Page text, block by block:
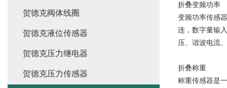
折叠变频功率
变频功率传感
连，数字量输
压、谐波电流
折叠称重
称重传感器是
贺德克阀体线圈
贺德克液位传感器
贺德克压力继电器
贺德克压力传感器